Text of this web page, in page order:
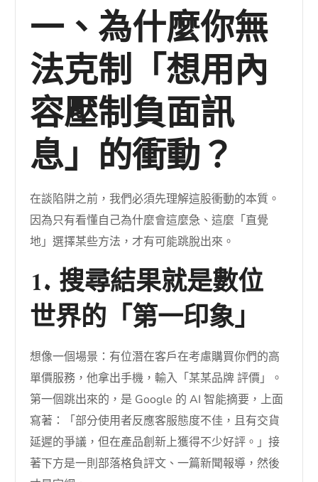
一、為什麼你無
法克制「想用內
容壓制負面訊
息」的衝動？
在談陷阱之前，我們必須先理解這股衝動的本質。
因為只有看懂自己為什麼會這麼急、這麼「直覺
地」選擇某些方法，才有可能跳脫出來。
1. 搜尋結果就是數位
世界的「第一印象」
想像一個場景：有位潛在客戶在考慮購買你們的高
單價服務，他拿出手機，輸入「某某品牌 評價」。
第一個跳出來的，是 Google 的 AI 智能摘要，上面
寫著：「部分使用者反應客服態度不佳，且有交貨
延遲的爭議，但在產品創新上獲得不少好評。」接
著下方是一則部落格負評文、一篇新聞報導，然後